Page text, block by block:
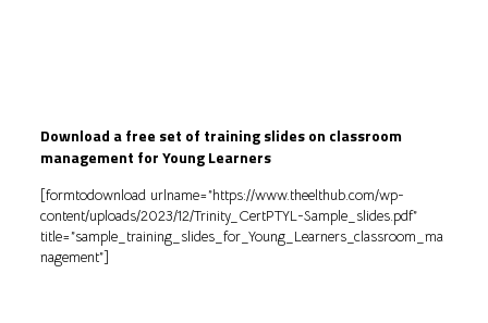
Download a free set of training slides on classroom
management for Young Learners
[formtodownload urlname=”https://www.theelthub.com/wp-
content/uploads/2023/12/Trinity_CertPTYL-Sample_slides.pdf”
title=”sample_training_slides_for_Young_Learners_classroom_ma
nagement”]